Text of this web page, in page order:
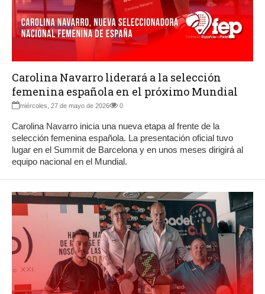
Carolina Navarro liderará a la selección
femenina española en el próximo Mundial
miércoles, 27 de mayo de 2026 0
Carolina Navarro inicia una nueva etapa al frente de la
selección femenina española. La presentación oficial tuvo
lugar en el Summit de Barcelona y en unos meses dirigirá al
equipo nacional en el Mundial.